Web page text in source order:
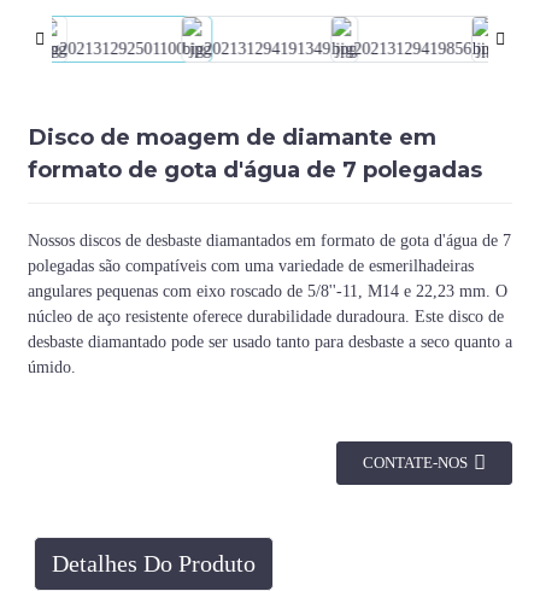
Disco de moagem de diamante em
formato de gota d'água de 7 polegadas
Nossos discos de desbaste diamantados em formato de gota d'água de 7
polegadas são compatíveis com uma variedade de esmerilhadeiras
angulares pequenas com eixo roscado de 5/8''-11, M14 e 22,23 mm. O
núcleo de aço resistente oferece durabilidade duradoura. Este disco de
desbaste diamantado pode ser usado tanto para desbaste a seco quanto a
úmido.
CONTATE-NOS
Detalhes Do Produto